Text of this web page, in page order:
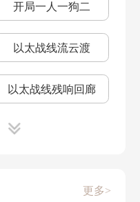
五星角色选哪个好
四星角色节奏榜
四星角色哪个厉害
开局一人一狗二
以太战线流云渡
以太战线残响回廊
更多>